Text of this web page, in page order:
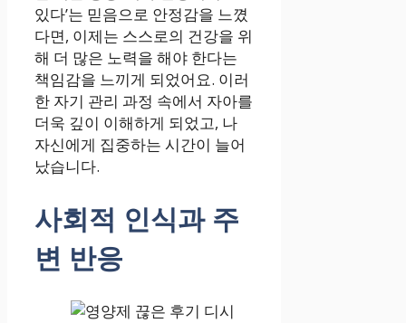
있다’는 믿음으로 안정감을 느꼈
다면, 이제는 스스로의 건강을 위
해 더 많은 노력을 해야 한다는
책임감을 느끼게 되었어요. 이러
한 자기 관리 과정 속에서 자아를
더욱 깊이 이해하게 되었고, 나
자신에게 집중하는 시간이 늘어
났습니다.
사회적 인식과 주
변 반응